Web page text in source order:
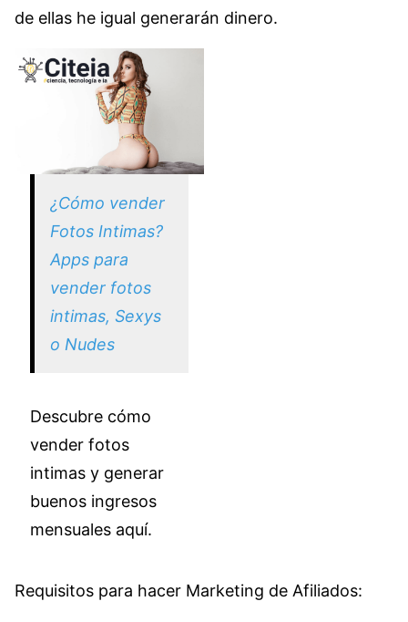
de ellas he igual generarán dinero.
¿Cómo vender
Fotos Intimas?
Apps para
vender fotos
intimas, Sexys
o Nudes
Descubre cómo
vender fotos
intimas y generar
buenos ingresos
mensuales aquí.
Requisitos para hacer Marketing de Afiliados: